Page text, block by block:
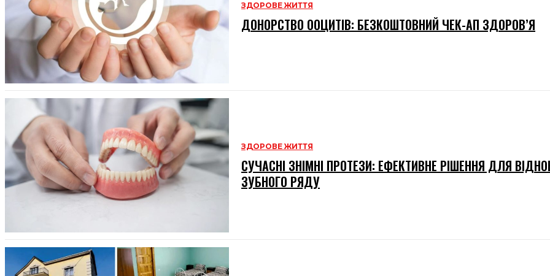
ЗДОРОВЕ ЖИТТЯ
ДОНОРСТВО ООЦИТІВ: БЕЗКОШТОВНИЙ ЧЕК-АП ЗДОРОВ’Я
ЗДОРОВЕ ЖИТТЯ
СУЧАСНІ ЗНІМНІ ПРОТЕЗИ: ЕФЕКТИВНЕ РІШЕННЯ ДЛЯ
ЗУБНОГО РЯДУ